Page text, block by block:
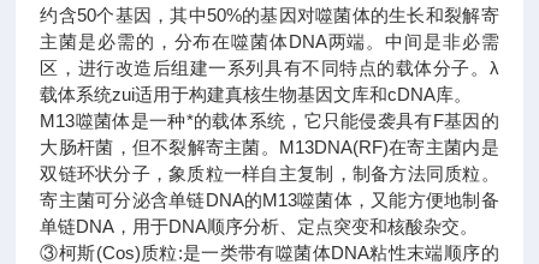
约含50个基因，其中50%的基因对噬菌体的生长和裂解寄
主菌是必需的，分布在噬菌体DNA两端。中间是非必需
区，进行改造后组建一系列具有不同特点的载体分子。λ
载体系统zui适用于构建真核生物基因文库和cDNA库。
M13噬菌体是一种*的载体系统，它只能侵袭具有F基因的
大肠杆菌，但不裂解寄主菌。M13DNA(RF)在寄主菌内是
双链环状分子，象质粒一样自主复制，制备方法同质粒。
寄主菌可分泌含单链DNA的M13噬菌体，又能方便地制备
单链DNA，用于DNA顺序分析、定点突变和核酸杂交。
③柯斯(Cos)质粒:是一类带有噬菌体DNA粘性末端顺序的